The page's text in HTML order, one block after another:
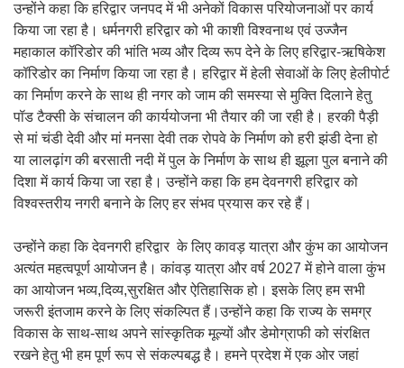
उन्होंने कहा कि हरिद्वार जनपद में भी अनेकों विकास परियोजनाओं पर कार्य
किया जा रहा है। धर्मनगरी हरिद्वार को भी काशी विश्वनाथ एवं उज्जैन
महाकाल कॉरिडोर की भांति भव्य और दिव्य रूप देने के लिए हरिद्वार-ऋषिकेश
कॉरिडोर का निर्माण किया जा रहा है। हरिद्वार में हेली सेवाओं के लिए हेलीपोर्ट
का निर्माण करने के साथ ही नगर को जाम की समस्या से मुक्ति दिलाने हेतु
पॉड टैक्सी के संचालन की कार्ययोजना भी तैयार की जा रही है। हरकी पैड़ी
से मां चंडी देवी और मां मनसा देवी तक रोपवे के निर्माण को हरी झंडी देना हो
या लालढ़ांग की बरसाती नदी में पुल के निर्माण के साथ ही झूला पुल बनाने की
दिशा में कार्य किया जा रहा है। उन्होंने कहा कि हम देवनगरी हरिद्वार को
विश्वस्तरीय नगरी बनाने के लिए हर संभव प्रयास कर रहे हैं।
उन्होंने कहा कि देवनगरी हरिद्वार के लिए कावड़ यात्रा और कुंभ का आयोजन
अत्यंत महत्वपूर्ण आयोजन है। कांवड़ यात्रा और वर्ष 2027 में होने वाला कुंभ
का आयोजन भव्य,दिव्य,सुरक्षित और ऐतिहासिक हो। इसके लिए हम सभी
जरूरी इंतजाम करने के लिए संकल्पित हैं।उन्होंने कहा कि राज्य के समग्र
विकास के साथ-साथ अपने सांस्कृतिक मूल्यों और डेमोग्राफी को संरक्षित
रखने हेतु भी हम पूर्ण रूप से संकल्पबद्ध है। हमने प्रदेश में एक ओर जहां